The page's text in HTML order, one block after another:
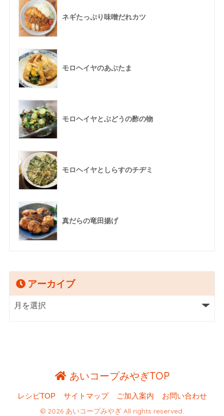
ネギたっぷり味噌だれカツ
モロヘイヤのあぶたま
モロヘイヤとぶどうの酢の物
モロヘイヤとしらすのチヂミ
真だらの竜田揚げ
アーカイブ
あいコープみやぎTOP
レシピTOP サイトマップ ご加入案内 お問い合わせ
© 2026 あいコープみやぎ All rights reserved.